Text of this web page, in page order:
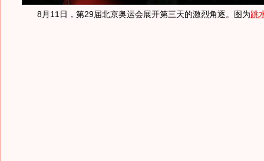
8月11日，第29届北京奥运会展开第三天的激烈角逐。图为跳